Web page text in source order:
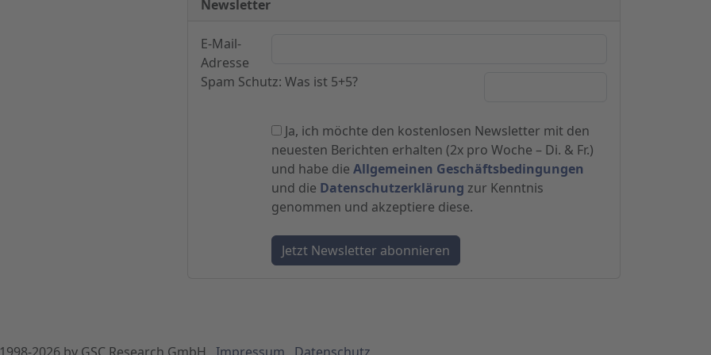
Newsletter
E-Mail-
Adresse
Spam Schutz: Was ist 5+5?
Ja, ich möchte den kostenlosen Newsletter mit den
neuesten Berichten erhalten (2x pro Woche – Di. & Fr.)
und habe dieAllgemeinen Geschäftsbedingungen
und die Datenschutzerklärung zur Kenntnis
genommen und akzeptiere diese.